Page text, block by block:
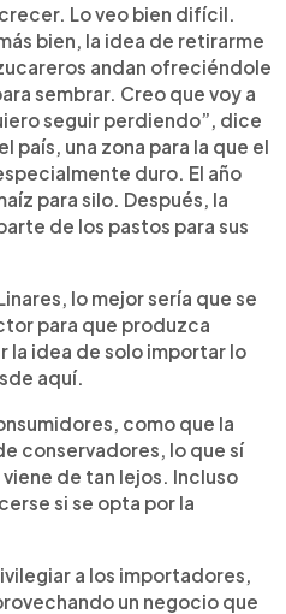
Lo veo bien difícil.
bien, la idea de retirarme
andan ofreciéndole
sembrar. Creo que voy a
seguir perdiendo”, dice
país, una zona para la que el
duro. El año
para silo. Después, la
de los pastos para sus
lo mejor sería que se
para que produzca
la idea de solo importar lo
aquí.
como que la
conservadores, lo que sí
de tan lejos. Incluso
si se opta por la
a los importadores,
un negocio que